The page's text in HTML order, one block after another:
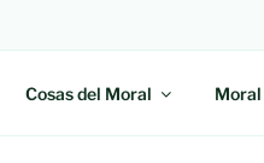
Cosas del Moral